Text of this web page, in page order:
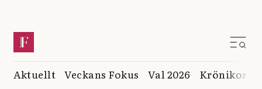
Aktuellt Veckans Fokus Val 2026 Krönikor